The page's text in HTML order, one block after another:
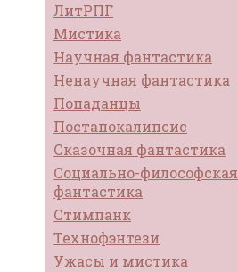
ЛитРПГ
Мистика
Научная фантастика
Ненаучная фантастика
Попаданцы
Постапокалипсис
Сказочная фантастика
Социально-философская
фантастика
Стимпанк
Технофэнтези
Ужасы и мистика